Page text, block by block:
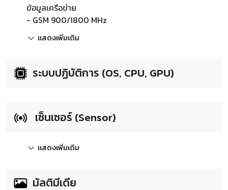
ข้อมูลเครือข่าย
- GSM 900/1800 MHz
แสดงเพิ่มเติม
ระบบปฏิบัติการ (OS, CPU, GPU)
เซ็นเซอร์ (Sensor)
แสดงเพิ่มเติม
มัลติมีเดีย